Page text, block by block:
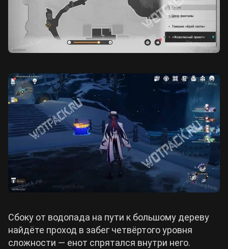
Сбоку от водопада на пути к большому дереву
найдёте проход в забег четвёртого уровня
сложности — енот спрятался внутри него.